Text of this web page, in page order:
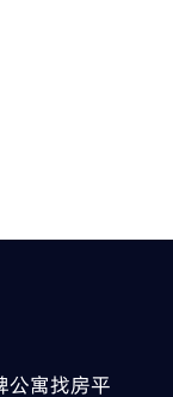
公寓找房平